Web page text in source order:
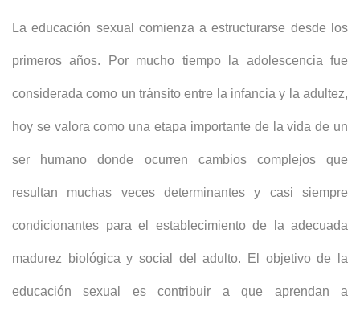
La educación sexual comienza a estructurarse desde los
primeros años. Por mucho tiempo la adolescencia fue
considerada como un tránsito entre la infancia y la adultez,
hoy se valora como una etapa importante de la vida de un
ser humano donde ocurren cambios complejos que
resultan muchas veces determinantes y casi siempre
condicionantes para el establecimiento de la adecuada
madurez biológica y social del adulto. El objetivo de la
educación sexual es contribuir a que aprendan a